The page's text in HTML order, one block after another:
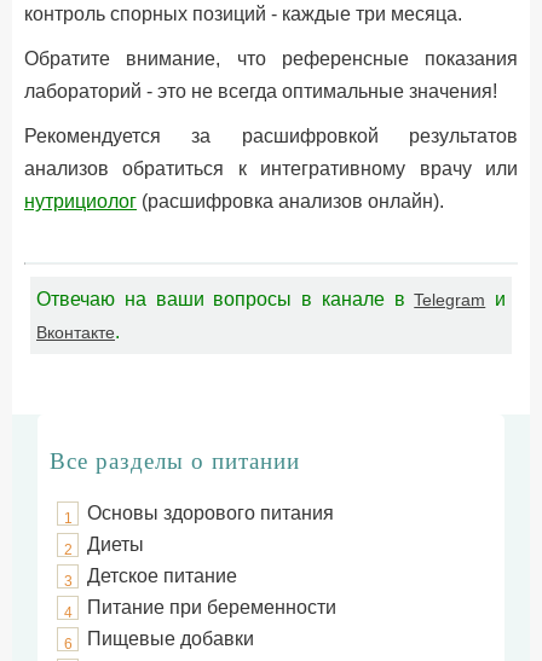
контроль спорных позиций - каждые три месяца.
Обратите внимание, что референсные показания
лабораторий - это не всегда оптимальные значения!
Рекомендуется за расшифровкой результатов
анализов обратиться к интегративному врачу или
нутрициолог (расшифровка анализов онлайн).
Отвечаю на ваши вопросы в канале вTelegram и
Вконтакте.
Все разделы о питании
1 Основы здорового питания
2 Диеты
3 Детское питание
4 Питание при беременности
6
Пищевые добавки